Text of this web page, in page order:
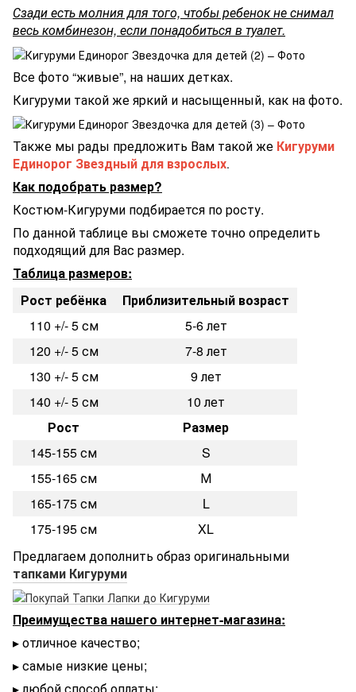
Сзади есть молния для того, чтобы ребенок не снимал
весь комбинезон, если понадобиться в туалет.
Все фото “живые”, на наших детках.
Кигуруми такой же яркий и насыщенный, как на фото.
Также мы рады предложить Вам такой же Кигуруми
Единорог Звездный для взрослых.
Как подобрать размер?
Костюм-Кигуруми подбирается по росту.
По данной таблице вы сможете точно определить
подходящий для Вас размер.
Таблица размеров:
Рост ребёнка
Приблизительный возраст
110 +/- 5 см
5-6 лет
120 +/- 5 см
7-8 лет
130 +/- 5 см
9 лет
140 +/- 5 см
10 лет
Рост
Размер
145-155 см
S
155-165 см
М
165-175 см
L
175-195 см
XL
Предлагаем дополнить образ оригинальными
тапками Кигуруми
Преимущества нашего интернет-магазина:
▸ отличное качество;
▸ самые низкие цены;